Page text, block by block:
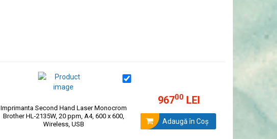
Imprimanta Second Hand Laser Monocrom
Brother HL-2135W, 20 ppm, A4, 600 x 600,
Wireless, USB
96700 LEI
Adaugă în Coş